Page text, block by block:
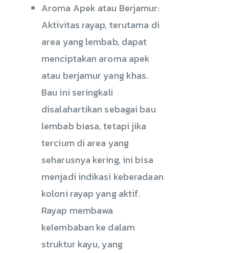
Aroma Apek atau Berjamur:
Aktivitas rayap, terutama di
area yang lembab, dapat
menciptakan aroma apek
atau berjamur yang khas.
Bau ini seringkali
disalahartikan sebagai bau
lembab biasa, tetapi jika
tercium di area yang
seharusnya kering, ini bisa
menjadi indikasi keberadaan
koloni rayap yang aktif.
Rayap membawa
kelembaban ke dalam
struktur kayu, yang